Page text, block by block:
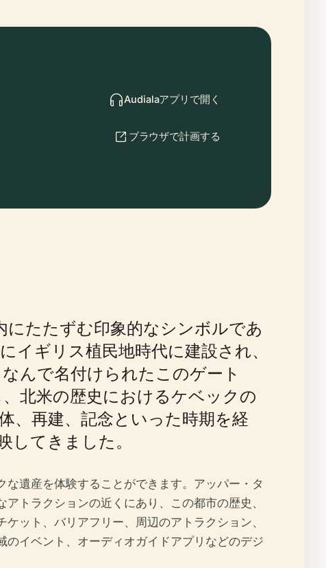
Audialaアプリで開く
ブラウザで計画する
たたずむ印象的なシンボルであ
イギリス植民地時代に建設され、
んで名付けられたこのゲート
北米の歴史におけるケベックの
、再建、記念といった時期を経
てきました。
遺産を体験することができます。アッパー・タ
トラクションの近くにあり、この都市の歴史、
ット、バリアフリー、周辺のアトラクション、
イベント、オーディオガイドアプリなどのデジ